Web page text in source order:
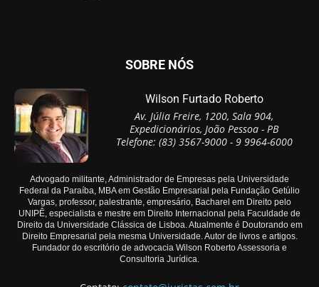
SOBRE NÓS
Wilson Furtado Roberto
Av. Júlia Freire, 1200, Sala 904,
Expedicionários, João Pessoa - PB
Telefone: (83) 3567-9000 - 9 9964-6000
Advogado militante, Administrador de Empresas pela Universidade
Federal da Paraíba, MBA em Gestão Empresarial pela Fundação Getúlio
Vargas, professor, palestrante, empresário, Bacharel em Direito pelo
UNIPÊ, especialista e mestre em Direito Internacional pela Faculdade de
Direito da Universidade Clássica de Lisboa. Atualmente é Doutorando em
Direito Empresarial pela mesma Universidade. Autor de livros e artigos.
Fundador do escritório de advocacia Wilson Roberto Assessoria e
Consultoria Jurídica.